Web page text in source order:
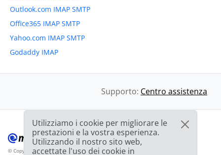
Outlook.com IMAP SMTP
Office365 IMAP SMTP
Yahoo.com IMAP SMTP
Godaddy IMAP
Supporto: Centro assistenza
© Copyright 2012-2026 Mailbird™Tutti i diritti riservati.
Utilizziamo i cookie per migliorare le
prestazioni e la vostra esperienza.
Utilizzando il nostro sito web,
accettate l'uso dei cookie in